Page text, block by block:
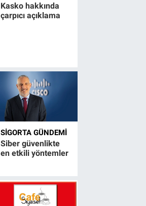
Kasko hakkında
çarpıcı açıklama
SIGORTA GÜNDEMI
Siber güvenlikte
en etkili yöntemler